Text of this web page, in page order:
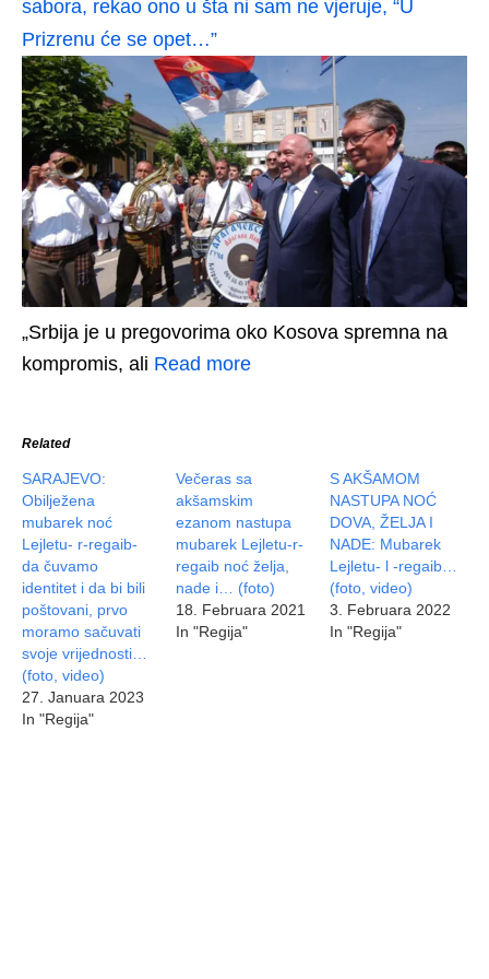
sabora, rekao ono u šta ni sam ne vjeruje, “U
Prizrenu će se opet…”
„Srbija je u pregovorima oko Kosova spremna na
kompromis, ali Read more
Related
SARAJEVO:
Obilježena
mubarek noć
Lejletu- r-regaib-
da čuvamo
identitet i da bi bili
poštovani, prvo
moramo sačuvati
svoje vrijednosti…
(foto, video)
27. Januara 2023
In "Regija"
Večeras sa
akšamskim
ezanom nastupa
mubarek Lejletu-r-
regaib noć želja,
nade i… (foto)
18. Februara 2021
In "Regija"
S AKŠAMOM
NASTUPA NOĆ
DOVA, ŽELJA I
NADE: Mubarek
Lejletu- l -regaib…
(foto, video)
3. Februara 2022
In "Regija"